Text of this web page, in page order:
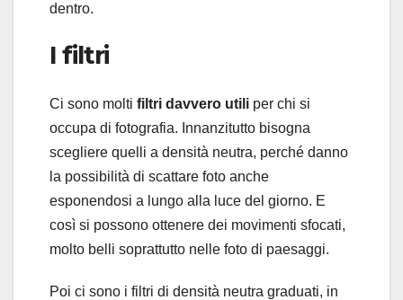
dentro.
I filtri
Ci sono molti filtri davvero utili per chi si
occupa di fotografia. Innanzitutto bisogna
scegliere quelli a densità neutra, perché danno
la possibilità di scattare foto anche
esponendosi a lungo alla luce del giorno. E
così si possono ottenere dei movimenti sfocati,
molto belli soprattutto nelle foto di paesaggi.
Poi ci sono i filtri di densità neutra graduati, in